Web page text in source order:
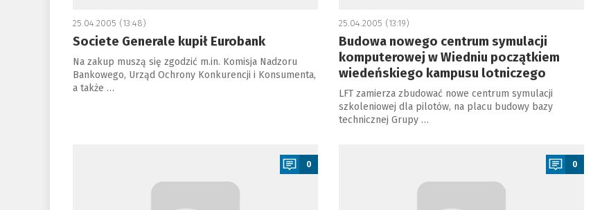
25.04.2005 (13:48)
Societe Generale kupił Eurobank
Na zakup muszą się zgodzić m.in. Komisja Nadzoru
Bankowego, Urząd Ochrony Konkurencji i Konsumenta,
a także …
25.04.2005 (13:19)
Budowa nowego centrum symulacji
komputerowej w Wiedniu początkiem
wiedeńskiego kampusu lotniczego
LFT zamierza zbudować nowe centrum symulacji
szkoleniowej dla pilotów, na placu budowy bazy
technicznej Grupy …
0 0